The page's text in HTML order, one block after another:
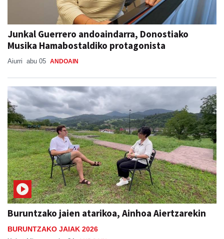
Junkal Guerrero andoaindarra, Donostiako
Musika Hamabostaldiko protagonista
Aiurri abu 05 ANDOAIN
Buruntzako jaien atarikoa, Ainhoa Aiertzarekin
BURUNTZAKO JAIAK 2026